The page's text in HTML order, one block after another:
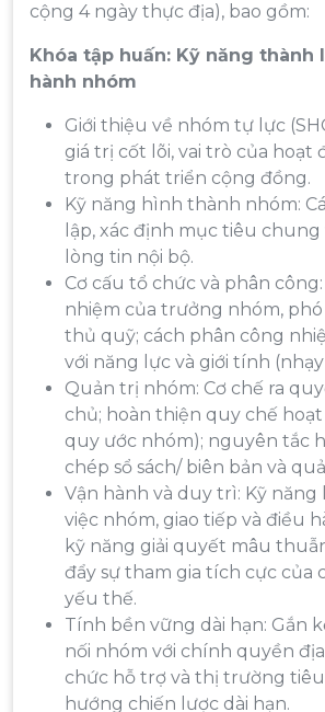
cộng 4 ngày thực địa), bao gồm:
Khóa tập huấn: Kỹ năng thành
hành nhóm
Giới thiệu về nhóm tự lực
giá trị cốt lõi, vai trò của hoạt
trong phát triển cộng đồng.
Kỹ năng hình thành nhóm:
lập, xác định mục tiêu chung
lòng tin nội bộ.
Cơ cấu tổ chức và phân
nhiệm của trưởng nhóm,
thủ quỹ; cách phân công
với năng lực và giới tính (nhạy
Quản trị nhóm: Cơ chế ra
chủ; hoàn thiện quy chế
quy ước nhóm); nguyên tắc
chép sổ sách/ biên bản và
Vận hành và duy trì: Kỹ năng
việc nhóm, giao tiếp và điều
kỹ năng giải quyết mâu
đẩy sự tham gia tích cực của
yếu thế.
Tính bền vững dài hạn: Gắn
nối nhóm với chính quyền
chức hỗ trợ và thị trường
hướng chiến lược dài hạn.